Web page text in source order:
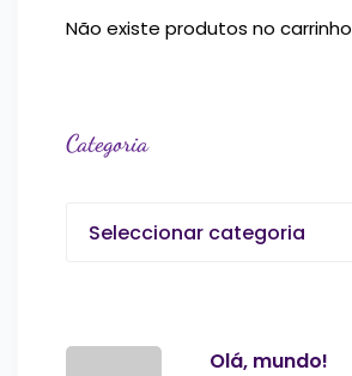
Não existe produtos no
Categoria
Seleccionar categoria
Olá, mundo!